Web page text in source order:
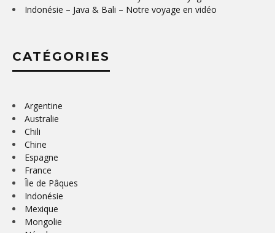
Indonésie – Java & Bali – Notre voyage en vidéo
CATÉGORIES
Argentine
Australie
Chili
Chine
Espagne
France
Île de Pâques
Indonésie
Mexique
Mongolie